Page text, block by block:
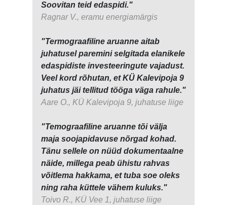
Soovitan teid edaspidi."
Ragnar V., eramu energiamärgis
"Termograafiline aruanne aitab
juhatusel paremini selgitada elanikele
edaspidiste investeeringute vajadust.
Veel kord rõhutan, et KÜ Kalevipoja 9
juhatus jäi tellitud tööga väga rahule."
Aare O., KÜ Kalevipoja 9, juhatuse liige
"Temograafiline aruanne tõi välja
maja soojapidavuse nõrgad kohad.
Tänu sellele on nüüd dokumentaalne
näide, millega peab ühistu rahvas
võitlema hakkama, et tuba soe oleks
ning raha küttele vähem kuluks."
Toivo R., KÜ Vee 1, juhatuse liige